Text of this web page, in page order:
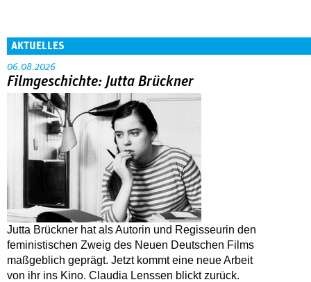
AKTUELLES
06.08.2026
Filmgeschichte: Jutta Brückner
Jutta Brückner hat als Autorin und Regisseurin den
feministischen Zweig des Neuen Deutschen Films
maßgeblich geprägt. Jetzt kommt eine neue Arbeit
von ihr ins Kino. Claudia Lenssen blickt zurück.